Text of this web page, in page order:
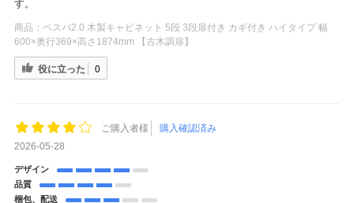
す。
商品： ペスパ2.0 木製キャビネット 5段 3段扉付き カギ付き ハイタイプ 幅
600×奥行369×高さ1874mm 【古木調扉】
役に立った 0
ご購入者様
購入確認済み
2026-05-28
デザイン
品質
梱包、配送